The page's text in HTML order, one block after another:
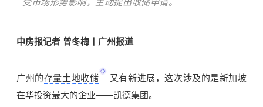
受市场形势影响，主动提出收储申请。
中房报记者 曾冬梅丨广州报道
广州的存量土地收储
又有新进展，这次涉及的是新加坡
在华投资最大的企业——凯德集团。